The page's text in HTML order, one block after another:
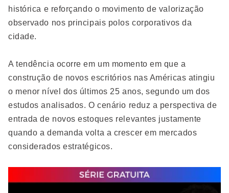
histórica e reforçando o movimento de valorização
observado nos principais polos corporativos da
cidade.
A tendência ocorre em um momento em que a
construção de novos escritórios nas Américas atingiu
o menor nível dos últimos 25 anos, segundo um dos
estudos analisados. O cenário reduz a perspectiva de
entrada de novos estoques relevantes justamente
quando a demanda volta a crescer em mercados
considerados estratégicos.